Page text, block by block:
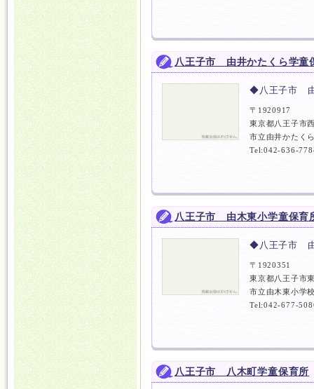
八王子市 由井かたくら学童
◆八王子市
〒1920917
東京都八王子市
市立由井かたく
Tel:042-636-
八王子市 由木東小学童保育
◆八王子市
〒1920351
東京都八王子市
市立由木東小学
Tel:042-677-
八王子市 八木町学童保育所